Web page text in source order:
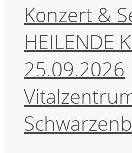
Konzert &
HEILENDE
25.09.2026